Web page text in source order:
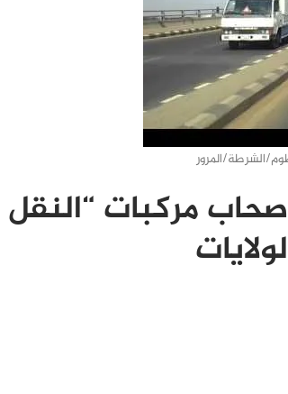
الشرطة/المرور
مركبات “النقل